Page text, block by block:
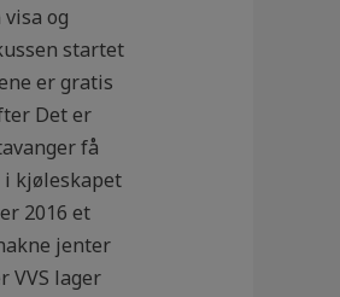
og
startet
er gratis
Det er
få
i kjøleskapet
2016 et
jenter
VVS lager